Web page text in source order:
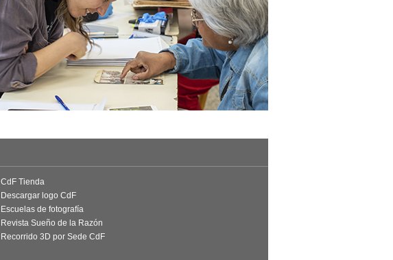
CdF Tienda
Descargar logo CdF
Escuelas de fotografía
Revista Sueño de la Razón
Recorrido 3D por Sede CdF